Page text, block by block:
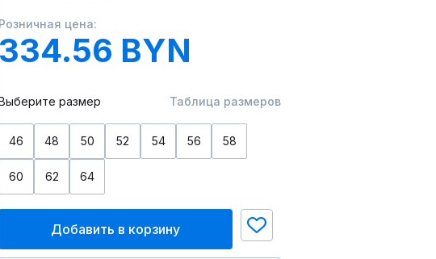
Розничная цена:
334.56 BYN
размер Таблица размеров
46 48 50 52 54 56 58
60 62 64
Добавить в корзину